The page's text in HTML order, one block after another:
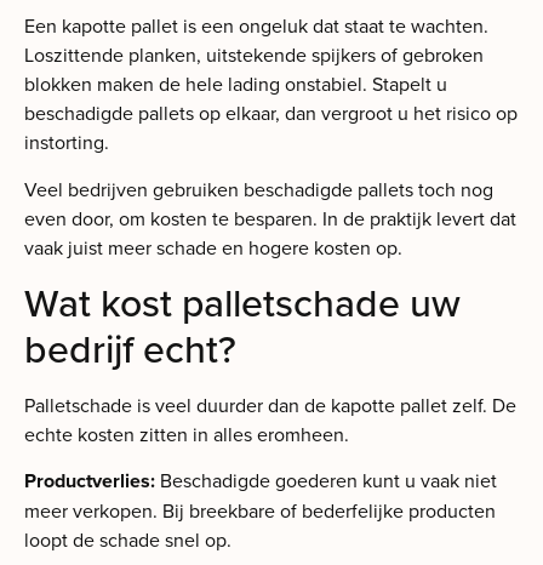
Een kapotte pallet is een ongeluk dat staat te wachten.
Loszittende planken, uitstekende spijkers of gebroken
blokken maken de hele lading onstabiel. Stapelt u
beschadigde pallets op elkaar, dan vergroot u het risico op
instorting.
Veel bedrijven gebruiken beschadigde pallets toch nog
even door, om kosten te besparen. In de praktijk levert dat
vaak juist meer schade en hogere kosten op.
Wat kost palletschade uw
bedrijf echt?
Palletschade is veel duurder dan de kapotte pallet zelf. De
echte kosten zitten in alles eromheen.
Productverlies: Beschadigde goederen kunt u vaak niet
meer verkopen. Bij breekbare of bederfelijke producten
loopt de schade snel op.